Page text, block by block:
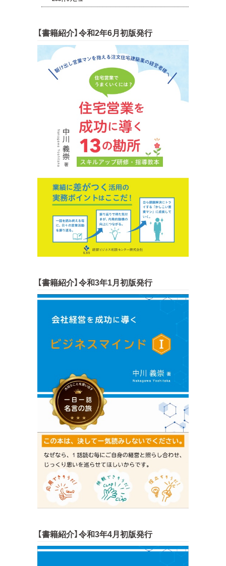
【書籍紹介】令和2年6月初版発行
【書籍紹介】令和3年1月初版発行
【書籍紹介】令和3年4月初版発行